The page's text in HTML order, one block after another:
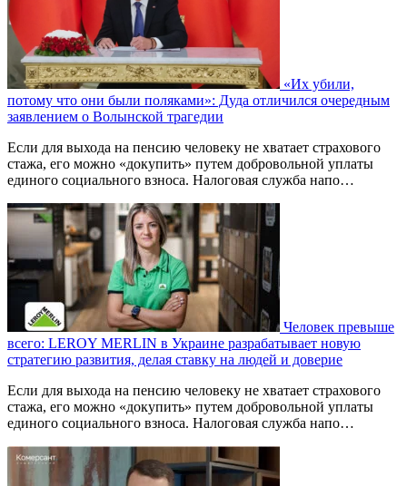
«Их убили,
потому что они были поляками»: Дуда отличился очередным
заявлением о Волынской трагедии
Если для выхода на пенсию человеку не хватает страхового
стажа, его можно «докупить» путем добровольной уплаты
единого социального взноса. Налоговая служба напо…
Человек превыше
всего: LEROY MERLIN в Украине разрабатывает новую
стратегию развития, делая ставку на людей и доверие
Если для выхода на пенсию человеку не хватает страхового
стажа, его можно «докупить» путем добровольной уплаты
единого социального взноса. Налоговая служба напо…